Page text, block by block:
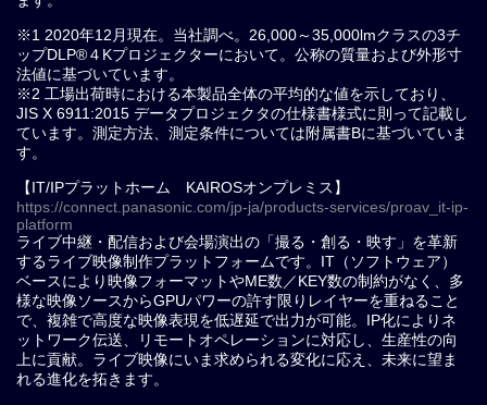
※1 2020年12月現在。当社調べ。26,000～35,000lmクラスの3チ
ップDLP®４Kプロジェクターにおいて。公称の質量および外形寸
法値に基づいています。
※2 工場出荷時における本製品全体の平均的な値を示しており、
JIS X 6911:2015 データプロジェクタの仕様書様式に則って記載し
ています。測定方法、測定条件については附属書Bに基づいていま
す。
【IT/IPプラットホーム KAIROSオンプレミス】
https://connect.panasonic.com/jp-ja/products-services/proav_it-ip-
platform
ライブ中継・配信および会場演出の「撮る・創る・映す」を革新
するライブ映像制作プラットフォームです。IT（ソフトウェア）
ベースにより映像フォーマットやME数／KEY数の制約がなく、多
様な映像ソースからGPUパワーの許す限りレイヤーを重ねること
で、複雑で高度な映像表現を低遅延で出力が可能。IP化によりネ
ットワーク伝送、リモートオペレーションに対応し、⽣産性の向
上に貢献。ライブ映像にいま求められる変化に応え、未来に望ま
れる進化を拓きます。